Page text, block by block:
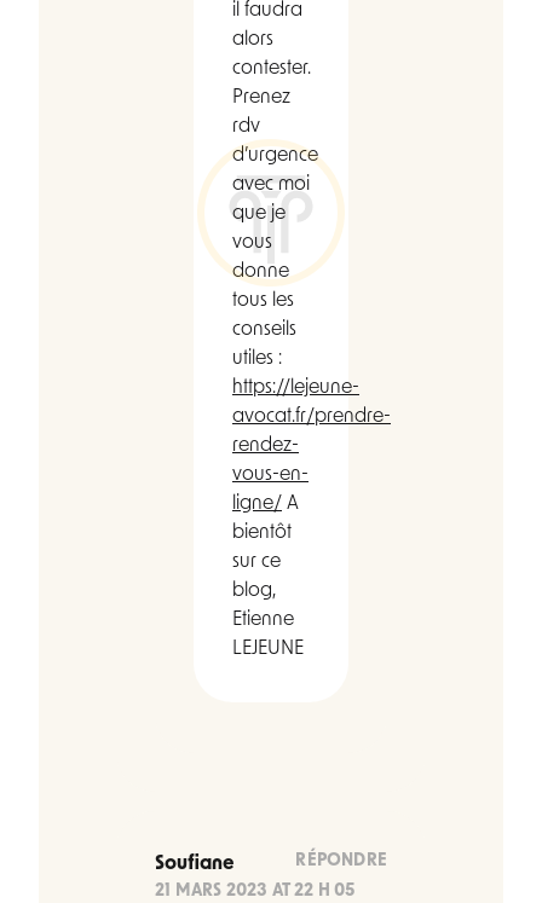
il faudra
alors
contester.
Prenez
rdv
d’urgence
avec moi
que je
vous
donne
tous les
conseils
utiles :
https://lejeune-
avocat.fr/prendre-
rendez-
vous-en-
ligne/ A
bientôt
sur ce
blog,
Etienne
LEJEUNE
Soufiane
21 MARS 2023 AT 22 H 05
RÉPONDRE